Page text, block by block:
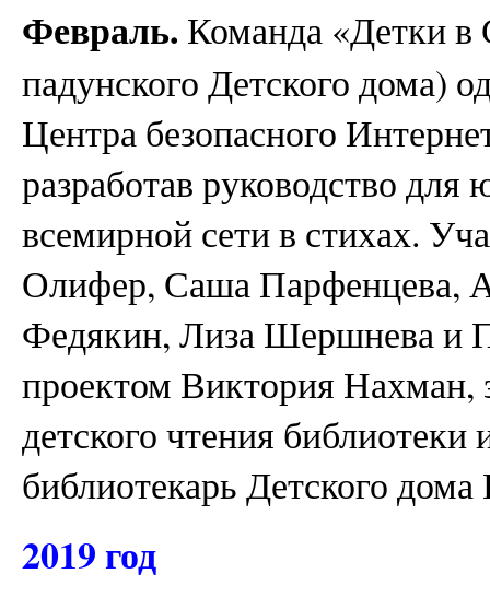
Февраль. Команда «Детки в
падунского Детского дома)
Центра безопасного
разработав руководство для
всемирной сети в стихах.
Олифер, Саша Парфенцева,
Федякин, Лиза Шершнева и
проектом Виктория Нахман,
детского чтения
библиотекарь Детского
2019 год